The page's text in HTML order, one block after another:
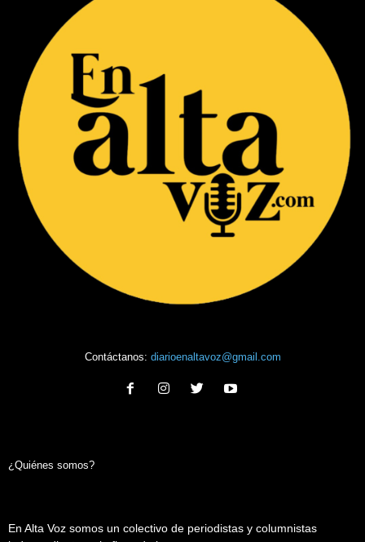
Contáctanos: diarioenaltavoz@gmail.com
¿Quiénes somos?
En Alta Voz somos un colectivo de periodistas y columnistas